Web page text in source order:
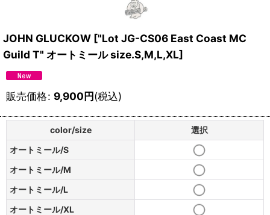
JOHN GLUCKOW ["Lot JG-CS06 East Coast MC
Guild T" オートミール size.S,M,L,XL]
販売価格: 9,900円(税込)
color/size
選択
オートミール/S
オートミール/M
オートミール/L
オートミール/XL